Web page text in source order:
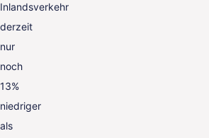
Inlandsverkehr
derzeit
nur
noch
13%
niedriger
als